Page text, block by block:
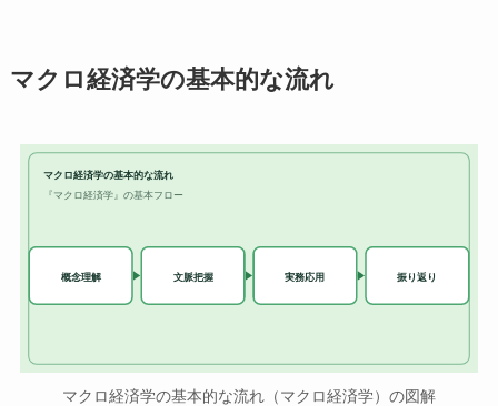
マクロ経済学の基本的な流れ
マクロ経済学の基本的な流れ
『マクロ経済学』の基本フロー
概念理解 文脈把握 実務応用 振り返り
マクロ経済学の基本的な流れ（マクロ経済学）の図解